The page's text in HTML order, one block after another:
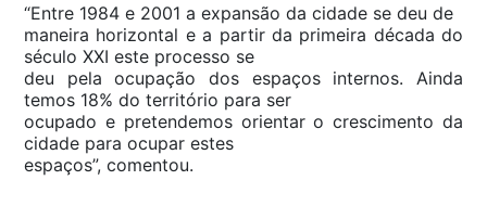
“Entre 1984 e 2001 a expansão da cidade se deu de
maneira horizontal e a partir da primeira década do
século XXI este processo se
deu pela ocupação dos espaços internos. Ainda
temos 18% do território para ser
ocupado e pretendemos orientar o crescimento da
cidade para ocupar estes
espaços”, comentou.